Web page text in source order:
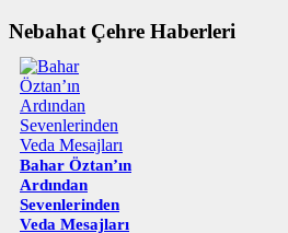
Nebahat Çehre Haberleri
Bahar Öztan’ın
Ardından
Sevenlerinden
Veda Mesajları